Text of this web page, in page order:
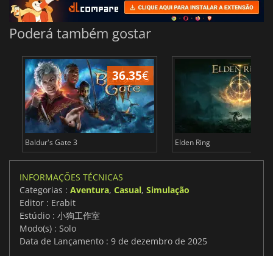
Poderá também gostar
36.35€
Baldur's Gate 3 Elden Ring
INFORMAÇÕES TÉCNICAS
Categorias : Aventura, Casual, Simulação
Editor : Erabit
Estúdio : 小狗工作室
Modo(s) : Solo
Data de Lançamento : 9 de dezembro de 2025